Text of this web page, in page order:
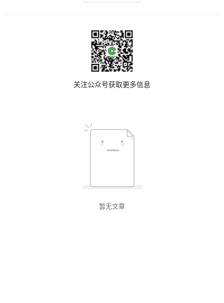
关注公众号获取更多信息
暂无文章